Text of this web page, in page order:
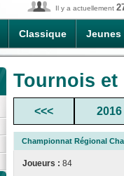
Classique Jeunes
Il y a actuellement
Tournois
<<< 2016
Championnat Régional
Joueurs : 84